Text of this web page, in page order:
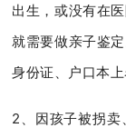
出生，或没有在
就需要做亲子鉴
身份证、户口本
2、因孩子被拐